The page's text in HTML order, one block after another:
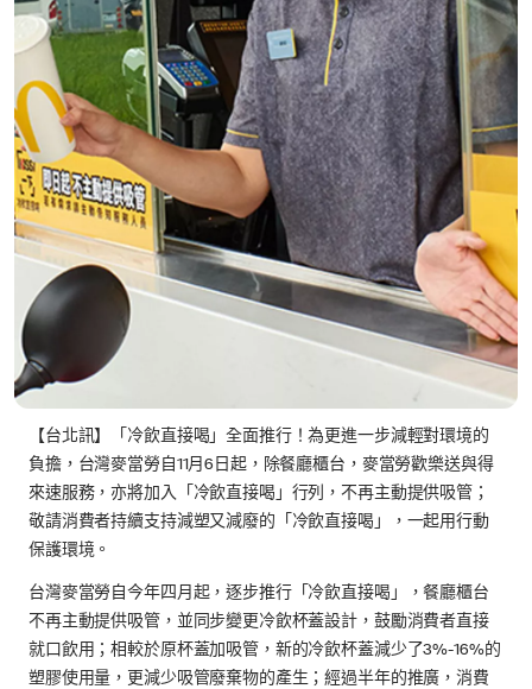
【台北訊】「冷飲直接喝」全面推行！為更進一步減輕對環境的
負擔，台灣麥當勞自11月6日起，除餐廳櫃台，麥當勞歡樂送與得
來速服務，亦將加入「冷飲直接喝」行列，不再主動提供吸管；
敬請消費者持續支持減塑又減廢的「冷飲直接喝」，一起用行動
保護環境。
台灣麥當勞自今年四月起，逐步推行「冷飲直接喝」，餐廳櫃台
不再主動提供吸管，並同步變更冷飲杯蓋設計，鼓勵消費者直接
就口飲用；相較於原杯蓋加吸管，新的冷飲杯蓋減少了3%-16%的
塑膠使用量，更減少吸管廢棄物的產生；經過半年的推廣，消費